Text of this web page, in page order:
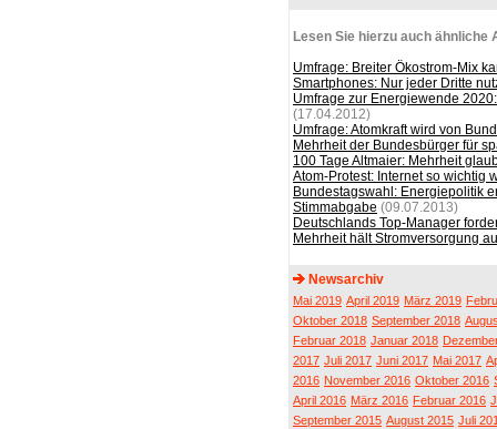
Lesen Sie hierzu auch ähnliche
Umfrage: Breiter Ökostrom-Mix
Smartphones: Nur jeder Dritte
Umfrage zur Energiewende
(17.04.2012)
Umfrage: Atomkraft wird von
Mehrheit der Bundesbürger für
100 Tage Altmaier: Mehrheit
Atom-Protest: Internet so wichtig
Bundestagswahl: Energiepolitik
Stimmabgabe (09.07.2013)
Deutschlands Top-Manager
Mehrheit hält Stromversorgung
Newsarchiv
Mai 2019 April 2019 März 2019
Oktober 2018 September 2018
Februar 2018 Januar 2018
2017 Juli 2017 Juni 2017 Mai 2017
2016 November 2016 Oktober 2016
April 2016 März 2016 Februar 2016
September 2015 August 2015 Juli